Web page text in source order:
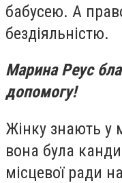
бабусею. А
бездіяльністю.
Марина Реус
допомогу!
Жінку знають у
вона була
місцевої ради